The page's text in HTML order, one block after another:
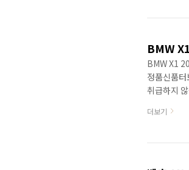
요약할수
BMW
BMW X1
정품신품
취급하지
젊은 남성
터보차저
더보기